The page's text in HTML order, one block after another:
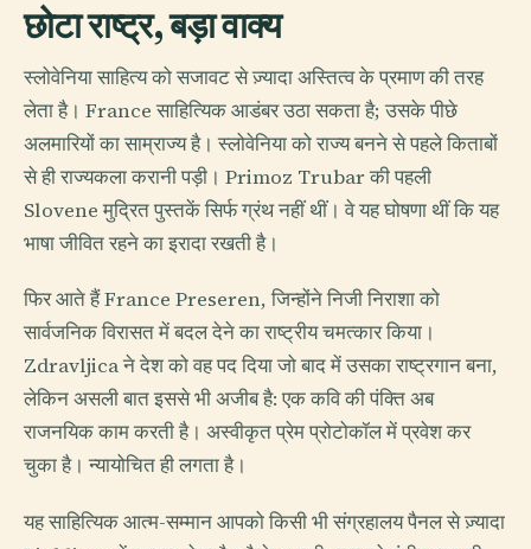
छोटा राष्ट्र, बड़ा वाक्य
स्लोवेनिया साहित्य को सजावट से ज़्यादा अस्तित्व के प्रमाण की तरह
लेता है। France साहित्यिक आडंबर उठा सकता है; उसके पीछे
अलमारियों का साम्राज्य है। स्लोवेनिया को राज्य बनने से पहले किताबों
से ही राज्यकला करानी पड़ी। Primoz Trubar की पहली
Slovene मुद्रित पुस्तकें सिर्फ ग्रंथ नहीं थीं। वे यह घोषणा थीं कि यह
भाषा जीवित रहने का इरादा रखती है।
फिर आते हैं France Preseren, जिन्होंने निजी निराशा को
सार्वजनिक विरासत में बदल देने का राष्ट्रीय चमत्कार किया।
Zdravljica ने देश को वह पद दिया जो बाद में उसका राष्ट्रगान बना,
लेकिन असली बात इससे भी अजीब है: एक कवि की पंक्ति अब
राजनयिक काम करती है। अस्वीकृत प्रेम प्रोटोकॉल में प्रवेश कर
चुका है। न्यायोचित ही लगता है।
यह साहित्यिक आत्म-सम्मान आपको किसी भी संग्रहालय पैनल से ज़्यादा